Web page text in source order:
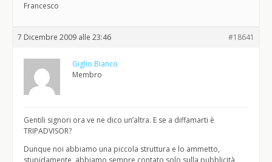
Francesco
7 Dicembre 2009 alle 23:46 #18641
Giglio Bianco
Membro
Gentili signori ora ve ne dico un’altra. E se a diffamarti è
TRIPADVISOR?
Dunque noi abbiamo una piccola struttura e lo ammetto,
stupidamente, abbiamo sempre contato solo sulla pubblicità